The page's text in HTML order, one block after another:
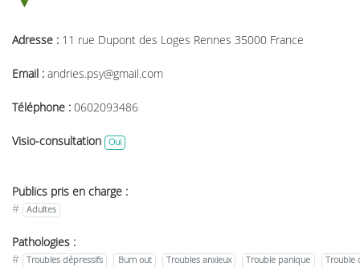
Adresse : 11 rue Dupont des Loges Rennes 35000 France
Email : andries.psy@gmail.com
Téléphone : 0602093486
Visio-consultation Oui
Publics pris en charge :
#
Adultes
Pathologies :
#
Troubles dépressifs Burn out Troubles anxieux Trouble panique Trouble